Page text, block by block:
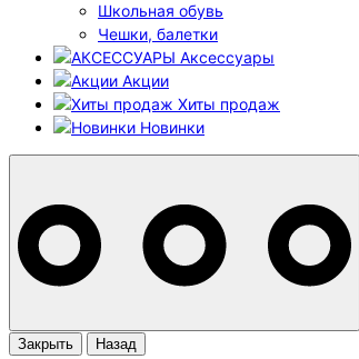
Школьная обувь
Чешки, балетки
Аксессуары
Акции
Хиты продаж
Новинки
Закрыть Назад